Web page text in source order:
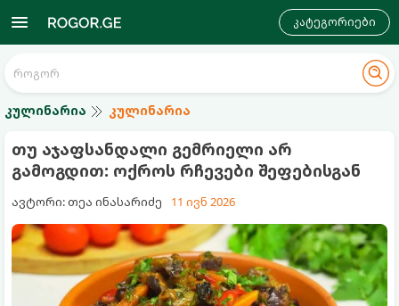
კატეგორიები
კულინარია კულინარია
თუ აჯაფსანდალი გემრიელი არ
გამოგდით: ოქროს რჩევები შეფებისგან
ავტორი: თეა ინასარიძე 11 ივნ 2026